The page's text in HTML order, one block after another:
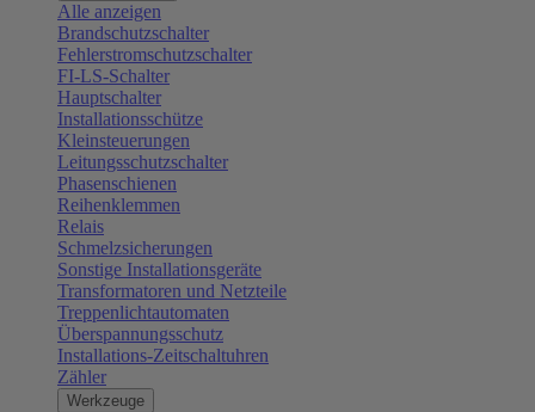
Alle anzeigen
Brandschutzschalter
Fehlerstromschutzschalter
FI-LS-Schalter
Hauptschalter
Installationsschütze
Kleinsteuerungen
Leitungsschutzschalter
Phasenschienen
Reihenklemmen
Relais
Schmelzsicherungen
Sonstige Installationsgeräte
Transformatoren und Netzteile
Treppenlichtautomaten
Überspannungsschutz
Installations-Zeitschaltuhren
Zähler
Werkzeuge